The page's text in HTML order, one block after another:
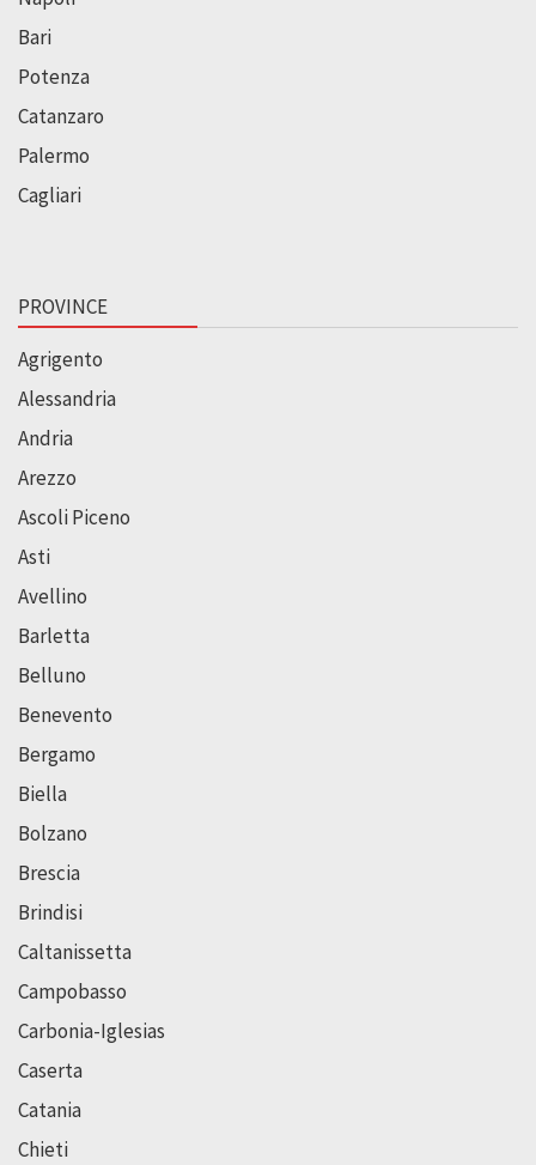
Bari
Potenza
Catanzaro
Palermo
Cagliari
PROVINCE
Agrigento
Alessandria
Andria
Arezzo
Ascoli Piceno
Asti
Avellino
Barletta
Belluno
Benevento
Bergamo
Biella
Bolzano
Brescia
Brindisi
Caltanissetta
Campobasso
Carbonia-Iglesias
Caserta
Catania
Chieti